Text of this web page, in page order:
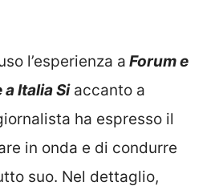
l’esperienza a Forum e
Italia Siaccanto a
ha espresso il
in onda e di condurre
suo. Nel dettaglio,